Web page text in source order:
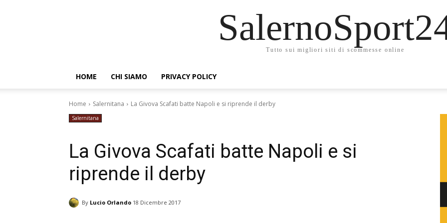
Tutto sui migliori siti di scommesse online
HOME CHI SIAMO PRIVACY POLICY
Home Salernitana La Givova Scafati batte Napoli e si riprende il derby
Salernitana
La Givova Scafati batte Napoli e si
riprende il derby
By Lucio Orlando 18 Dicembre 2017